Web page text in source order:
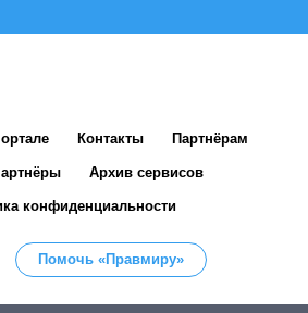
Контакты Партнёрам
Архив сервисов
конфиденциальности
Помочь «Правмиру»